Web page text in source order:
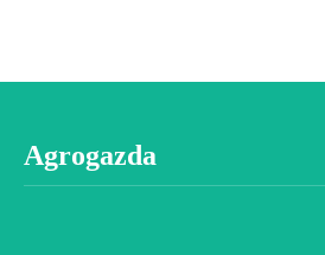
Agrogazda